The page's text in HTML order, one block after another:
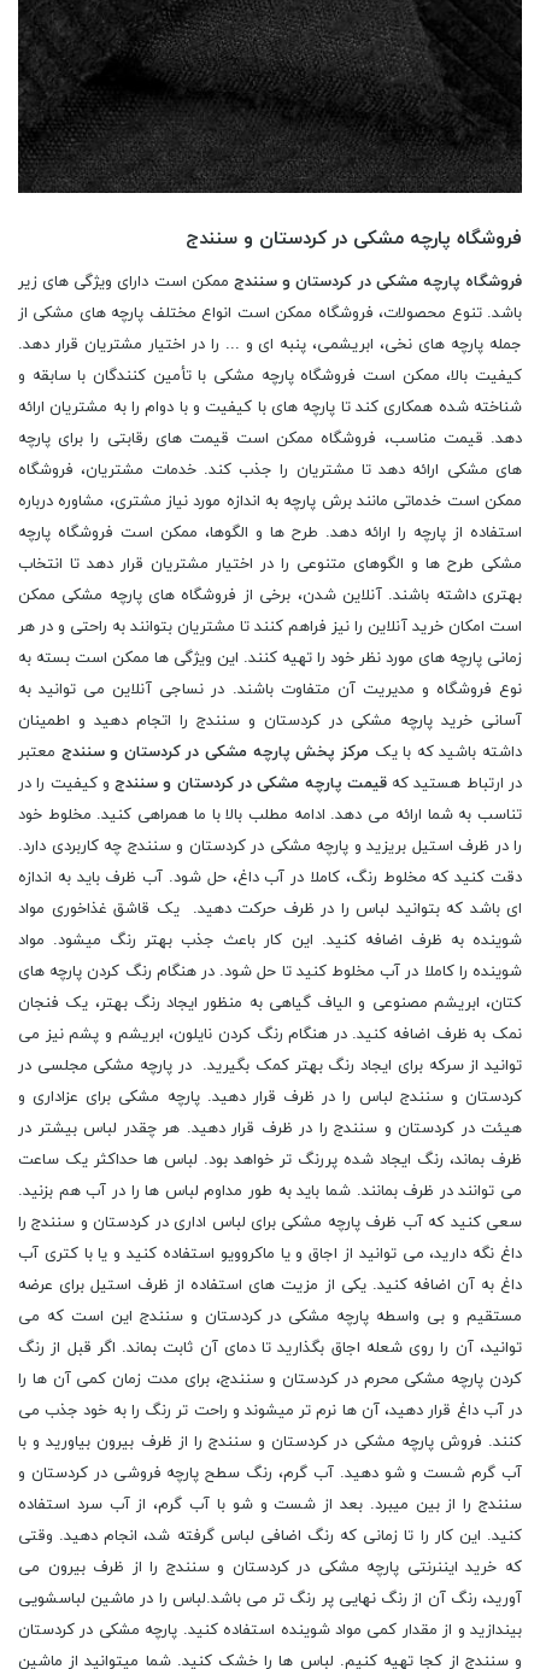
فروشگاه پارچه مشکی در کردستان و سنندج
فروشگاه پارچه مشکی در کردستان و سنندج ممکن است دارای ویژگی های زیر
باشد. تنوع محصولات، فروشگاه ممکن است انواع مختلف پارچه های مشکی از
جمله پارچه های نخی، ابریشمی، پنبه ای و ... را در اختیار مشتریان قرار دهد.
کیفیت بالا، ممکن است فروشگاه پارچه مشکی با تأمین کنندگان با سابقه و
شناخته شده همکاری کند تا پارچه های با کیفیت و با دوام را به مشتریان ارائه
دهد. قیمت مناسب، فروشگاه ممکن است قیمت های رقابتی را برای پارچه
های مشکی ارائه دهد تا مشتریان را جذب کند. خدمات مشتریان، فروشگاه
ممکن است خدماتی مانند برش پارچه به اندازه مورد نیاز مشتری، مشاوره درباره
استفاده از پارچه را ارائه دهد. طرح ها و الگوها، ممکن است فروشگاه پارچه
مشکی طرح ها و الگوهای متنوعی را در اختیار مشتریان قرار دهد تا انتخاب
بهتری داشته باشند. آنلاین شدن، برخی از فروشگاه های پارچه مشکی ممکن
است امکان خرید آنلاین را نیز فراهم کنند تا مشتریان بتوانند به راحتی و در هر
زمانی پارچه های مورد نظر خود را تهیه کنند. این ویژگی ها ممکن است بسته به
نوع فروشگاه و مدیریت آن متفاوت باشند. در نساجی آنلاین می توانید به
آسانی خرید پارچه مشکی در کردستان و سنندج را اتجام دهید و اطمینان
داشته باشید که با یک مرکز پخش پارچه مشکی در کردستان و سنندج معتبر
در ارتباط هستید کهقیمت پارچه مشکی در کردستان و سنندج و کیفیت را در
تناسب به شما ارائه می دهد. ادامه مطلب بالا با ما همراهی کنید. مخلوط خود
را در ظرف استیل بریزید و پارچه مشکی در کردستان و سنندج چه کاربردی دارد.
دقت کنید که مخلوط رنگ، کاملا در آب داغ، حل شود. آب ظرف باید به اندازه
ای باشد که بتوانید لباس را در ظرف حرکت دهید. یک قاشق غذاخوری مواد
شوینده به ظرف اضافه کنید. این کار باعث جذب بهتر رنگ میشود. مواد
شوینده را کاملا در آب مخلوط کنید تا حل شود. در هنگام رنگ کردن پارچه های
کتان، ابریشم مصنوعی و الیاف گیاهی به منظور ایجاد رنگ بهتر، یک فنجان
نمک به ظرف اضافه کنید. در هنگام رنگ کردن نایلون، ابریشم و پشم نیز می
توانید از سرکه برای ایجاد رنگ بهتر کمک بگیرید. در پارچه مشکی مجلسی در
کردستان و سنندج لباس را در ظرف قرار دهید. پارچه مشکی برای عزاداری و
هیئت در کردستان و سنندج را در ظرف قرار دهید. هر چقدر لباس بیشتر در
ظرف بماند، رنگ ایجاد شده پررنگ تر خواهد بود. لباس ها حداکثر یک ساعت
می توانند در ظرف بمانند. شما باید به طور مداوم لباس ها را در آب هم بزنید.
سعی کنید که آب ظرف پارچه مشکی برای لباس اداری در کردستان و سنندج را
داغ نگه دارید، می توانید از اجاق و یا ماکروویو استفاده کنید و یا با کتری آب
داغ به آن اضافه کنید. یکی از مزیت های استفاده از ظرف استیل برای عرضه
مستقیم و بی واسطه پارچه مشکی در کردستان و سنندج این است که می
توانید، آن را روی شعله اجاق بگذارید تا دمای آن ثابت بماند. اگر قبل از رنگ
کردن پارچه مشکی محرم در کردستان و سنندج، برای مدت زمان کمی آن ها را
در آب داغ قرار دهید، آن ها نرم تر میشوند و راحت تر رنگ را به خود جذب می
کنند. فروش پارچه مشکی در کردستان و سنندج را از ظرف بیرون بیاورید و با
آب گرم شست و شو دهید. آب گرم، رنگ سطح پارچه فروشی در کردستان و
سنندج را از بین میبرد. بعد از شست و شو با آب گرم، از آب سرد استفاده
کنید. این کار را تا زمانی که رنگ اضافی لباس گرفته شد، انجام دهید. وقتی
که خرید ایننرنتی پارچه مشکی در کردستان و سنندج را از ظرف بیرون می
آورید، رنگ آن از رنگ نهایی پر رنگ تر می باشد.لباس را در ماشین لباسشویی
بیندازید و از مقدار کمی مواد شوینده استفاده کنید. پارچه مشکی در کردستان
و سنندج از کجا تهیه کنیم. لباس ها را خشک کنید. شما میتوانید از ماشین